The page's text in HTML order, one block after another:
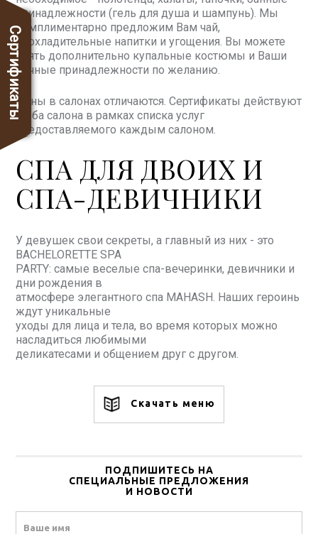
принадлежности (гель для душа и шампунь). Мы
комплиментарно предложим Вам чай,
прохладительные напитки и угощения. Вы можете
взять дополнительно купальные костюмы и Ваши
личные принадлежности по желанию.
Цены в салонах отличаются. Сертификаты действуют
в оба салона в рамках списка услуг
предоставляемого каждым салоном.
СПА ДЛЯ ДВОИХ И
СПА-ДЕВИЧНИКИ
У девушек свои секреты, а главный из них - это
BACHELORETTE SPA
PARTY: самые веселые спа-вечеринки, девичники и
дни рождения в
атмосфере элегантного спа MAHASH. Наших героинь
ждут уникальные
уходы для лица и тела, во время которых можно
насладиться любимыми
деликатесами и общением друг с другом.
Скачать меню
ПОДПИШИТЕСЬ НА
СПЕЦИАЛЬНЫЕ ПРЕДЛОЖЕНИЯ
И НОВОСТИ
Сертификаты